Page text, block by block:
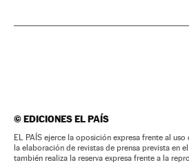
©EDICIONES EL PAÍS
EL PAÍS ejerce la oposición expresa frente al uso
la elaboración de revistas de prensa prevista en
también realiza la reserva expresa frente a la